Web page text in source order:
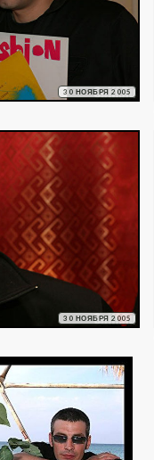
30 НОЯБРЯ 2005
30 НОЯБРЯ 2005